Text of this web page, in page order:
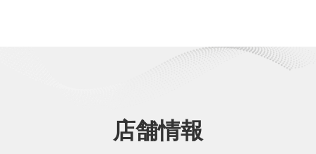
店舗情報